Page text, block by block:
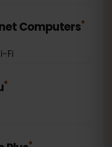
Computers*
Fi
*
*